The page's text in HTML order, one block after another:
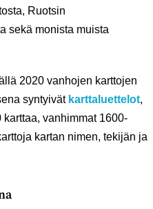
Ruotsin
sekä monista muista
2020 vanhojen karttojen
syntyivät karttaluettelot,
vanhimmat 1600-
kartan nimen, tekijän ja